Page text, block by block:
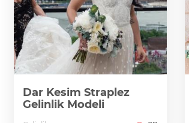
Dar Kesim Straplez
Gelinlik Modeli